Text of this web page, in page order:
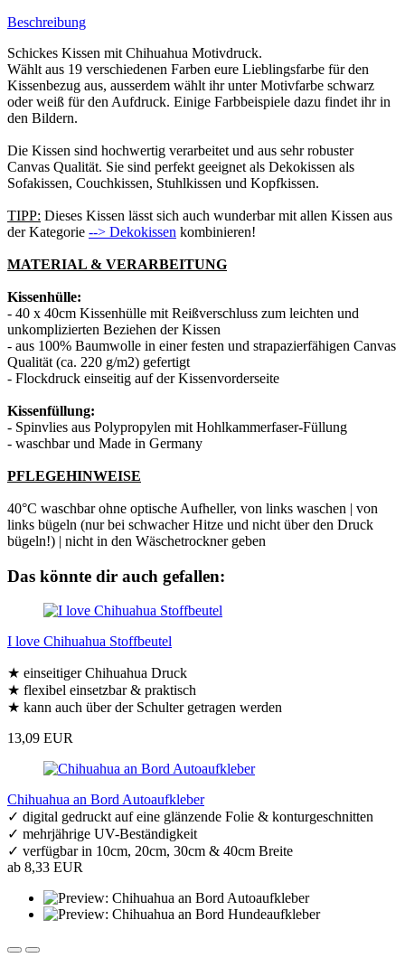
Beschreibung
Schickes Kissen mit Chihuahua Motivdruck.
Wählt aus 19 verschiedenen Farben eure Lieblingsfarbe für den
Kissenbezug aus, ausserdem wählt ihr unter Motivfarbe schwarz
oder weiß für den Aufdruck. Einige Farbbeispiele dazu findet ihr in
den Bildern.
Die Kissen sind hochwertig verarbeitet und aus sehr robuster
Canvas Qualität. Sie sind perfekt geeignet als Dekokissen als
Sofakissen, Couchkissen, Stuhlkissen und Kopfkissen.
TIPP: Dieses Kissen lässt sich auch wunderbar mit allen Kissen aus
der Kategorie --> Dekokissen kombinieren!
MATERIAL & VERARBEITUNG
Kissenhülle:
- 40 x 40cm Kissenhülle mit Reißverschluss zum leichten und
unkomplizierten Beziehen der Kissen
- aus 100% Baumwolle in einer festen und strapazierfähigen Canvas
Qualität (ca. 220 g/m2) gefertigt
- Flockdruck einseitig auf der Kissenvorderseite
Kissenfüllung:
- Spinvlies aus Polypropylen mit Hohlkammerfaser-Füllung
- waschbar und Made in Germany
PFLEGEHINWEISE
40°C waschbar ohne optische Aufheller, von links waschen | von
links bügeln (nur bei schwacher Hitze und nicht über den Druck
bügeln!) | nicht in den Wäschetrockner geben
Das könnte dir auch gefallen:
I love Chihuahua Stoffbeutel
★ einseitiger Chihuahua Druck
★ flexibel einsetzbar & praktisch
★ kann auch über der Schulter getragen werden
13,09 EUR
Chihuahua an Bord Autoaufkleber
✓ digital gedruckt auf eine glänzende Folie & konturgeschnitten
✓ mehrjährige UV-Beständigkeit
✓ verfügbar in 10cm, 20cm, 30cm & 40cm Breite
ab 8,33 EUR